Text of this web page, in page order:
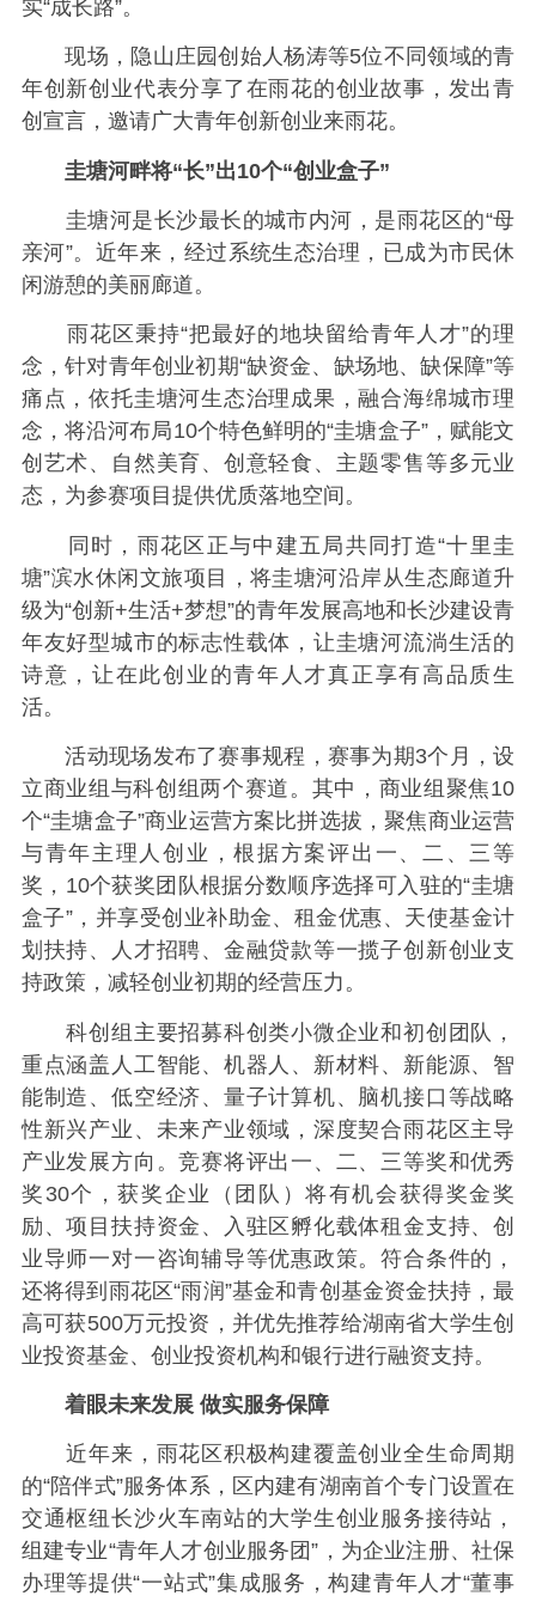
实“成长路”。
现场，隐山庄园创始人杨涛等5位不同领域的青
年创新创业代表分享了在雨花的创业故事，发出青
创宣言，邀请广大青年创新创业来雨花。
圭塘河畔将“长”出10个“创业盒子”
圭塘河是长沙最长的城市内河，是雨花区的“母
亲河”。近年来，经过系统生态治理，已成为市民休
闲游憩的美丽廊道。
雨花区秉持“把最好的地块留给青年人才”的理
念，针对青年创业初期“缺资金、缺场地、缺保障”等
痛点，依托圭塘河生态治理成果，融合海绵城市理
念，将沿河布局10个特色鲜明的“圭塘盒子”，赋能文
创艺术、自然美育、创意轻食、主题零售等多元业
态，为参赛项目提供优质落地空间。
同时，雨花区正与中建五局共同打造“十里圭
塘”滨水休闲文旅项目，将圭塘河沿岸从生态廊道升
级为“创新+生活+梦想”的青年发展高地和长沙建设青
年友好型城市的标志性载体，让圭塘河流淌生活的
诗意，让在此创业的青年人才真正享有高品质生
活。
活动现场发布了赛事规程，赛事为期3个月，设
立商业组与科创组两个赛道。其中，商业组聚焦10
个“圭塘盒子”商业运营方案比拼选拔，聚焦商业运营
与青年主理人创业，根据方案评出一、二、三等
奖，10个获奖团队根据分数顺序选择可入驻的“圭塘
盒子”，并享受创业补助金、租金优惠、天使基金计
划扶持、人才招聘、金融贷款等一揽子创新创业支
持政策，减轻创业初期的经营压力。
科创组主要招募科创类小微企业和初创团队，
重点涵盖人工智能、机器人、新材料、新能源、智
能制造、低空经济、量子计算机、脑机接口等战略
性新兴产业、未来产业领域，深度契合雨花区主导
产业发展方向。竞赛将评出一、二、三等奖和优秀
奖30个，获奖企业（团队）将有机会获得奖金奖
励、项目扶持资金、入驻区孵化载体租金支持、创
业导师一对一咨询辅导等优惠政策。符合条件的，
还将得到雨花区“雨润”基金和青创基金资金扶持，最
高可获500万元投资，并优先推荐给湖南省大学生创
业投资基金、创业投资机构和银行进行融资支持。
着眼未来发展 做实服务保障
近年来，雨花区积极构建覆盖创业全生命周期
的“陪伴式”服务体系，区内建有湖南首个专门设置在
交通枢纽长沙火车南站的大学生创业服务接待站，
组建专业“青年人才创业服务团”，为企业注册、社保
办理等提供“一站式”集成服务，构建青年人才“董事